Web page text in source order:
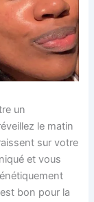
un
le matin
sur votre
et vous
bon pour la